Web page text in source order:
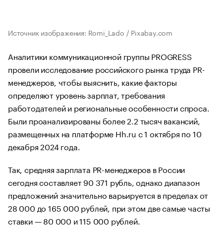
Источник изображения: Romi_Lado / Pixabay.com
Аналитики коммуникационной группы PROGRESS
провели исследование российского рынка труда PR-
менеджеров, чтобы выяснить, какие факторы
определяют уровень зарплат, требования
работодателей и региональные особенности спроса.
Были проанализированы более 2.2 тысяч вакансий,
размещенных на платформе Hh.ru с 1 октября по 10
декабря 2024 года.
Так, средняя зарплата PR-менеджеров в России
сегодня составляет 90 371 рубль, однако диапазон
предложений значительно варьируется в пределах от
28 000 до 165 000 рублей, при этом две самые часты
ставки — 80 000 и 115 000 рублей.